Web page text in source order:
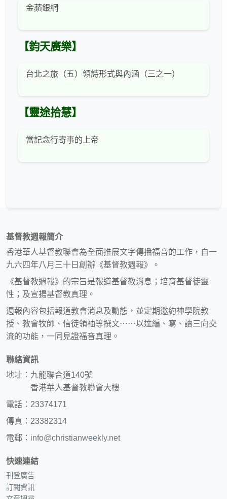
金蘋銀網
【鈞天廣樂】
台北之旅（五）領詩形式與內涵（三之一）
【靈途拾慧】
當記念行寄事的上帝
基督教週報簡介
香港華人基督教聯會為全面推展文字傳播福音的工作，自一
九六四年八月三十日創辦《基督教週報》。
《基督教週報》的宗旨是報道基督教消息；培育基督徒靈
性；及宣揚基督教真理。
週報內容包括報道教會消息及動態，並定期邀約神學院教
授、教會牧師、信徒領袖等撰文⋯⋯以達編、寫、讀三向交
流的功能，一同見證福音真理。
聯絡資訊
地址：九龍聯合道140號
香港華人基督教聯會大樓
電話：23374171
傳真：23382314
電郵： info@christianweekly.net
快速連結
刊登廣告
訂閱資訊